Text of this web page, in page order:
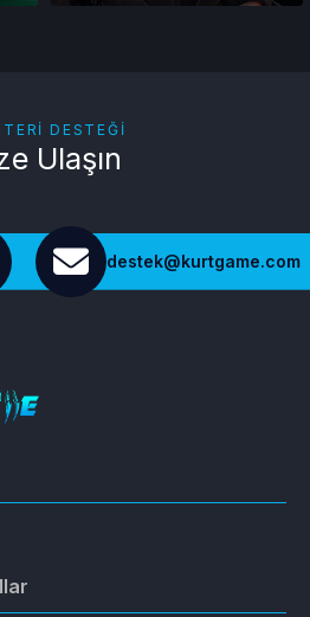
DESTEĞI
Ulaşın
destek@kurtgame.com